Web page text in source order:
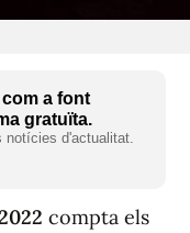
com a font
gratuïta.
notícies d'actualitat.
compta els